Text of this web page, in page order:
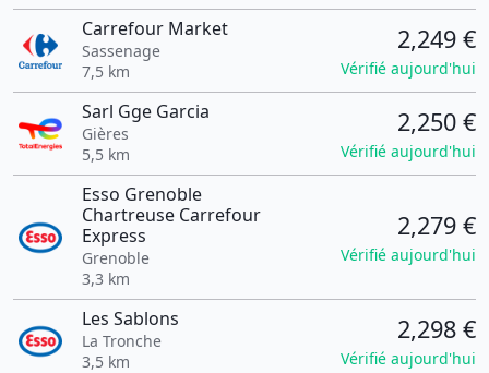
Carrefour Market
Sassenage
7,5 km
2,249 €
Vérifié aujourd'hui
Sarl Gge Garcia
Gières
5,5 km
2,250 €
Vérifié aujourd'hui
Esso Grenoble
Chartreuse Carrefour
Express
Grenoble
3,3 km
2,279 €
Vérifié aujourd'hui
Les Sablons
La Tronche
3,5 km
2,298 €
Vérifié aujourd'hui